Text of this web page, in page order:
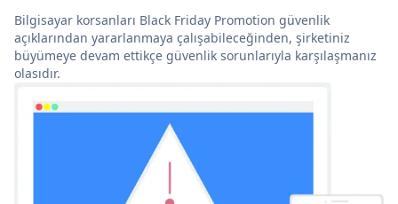
Bilgisayar korsanları Black Friday Promotion güvenlik
açıklarından yararlanmaya çalışabileceğinden, şirketiniz
büyümeye devam ettikçe güvenlik sorunlarıyla karşılaşmanız
olasıdır.